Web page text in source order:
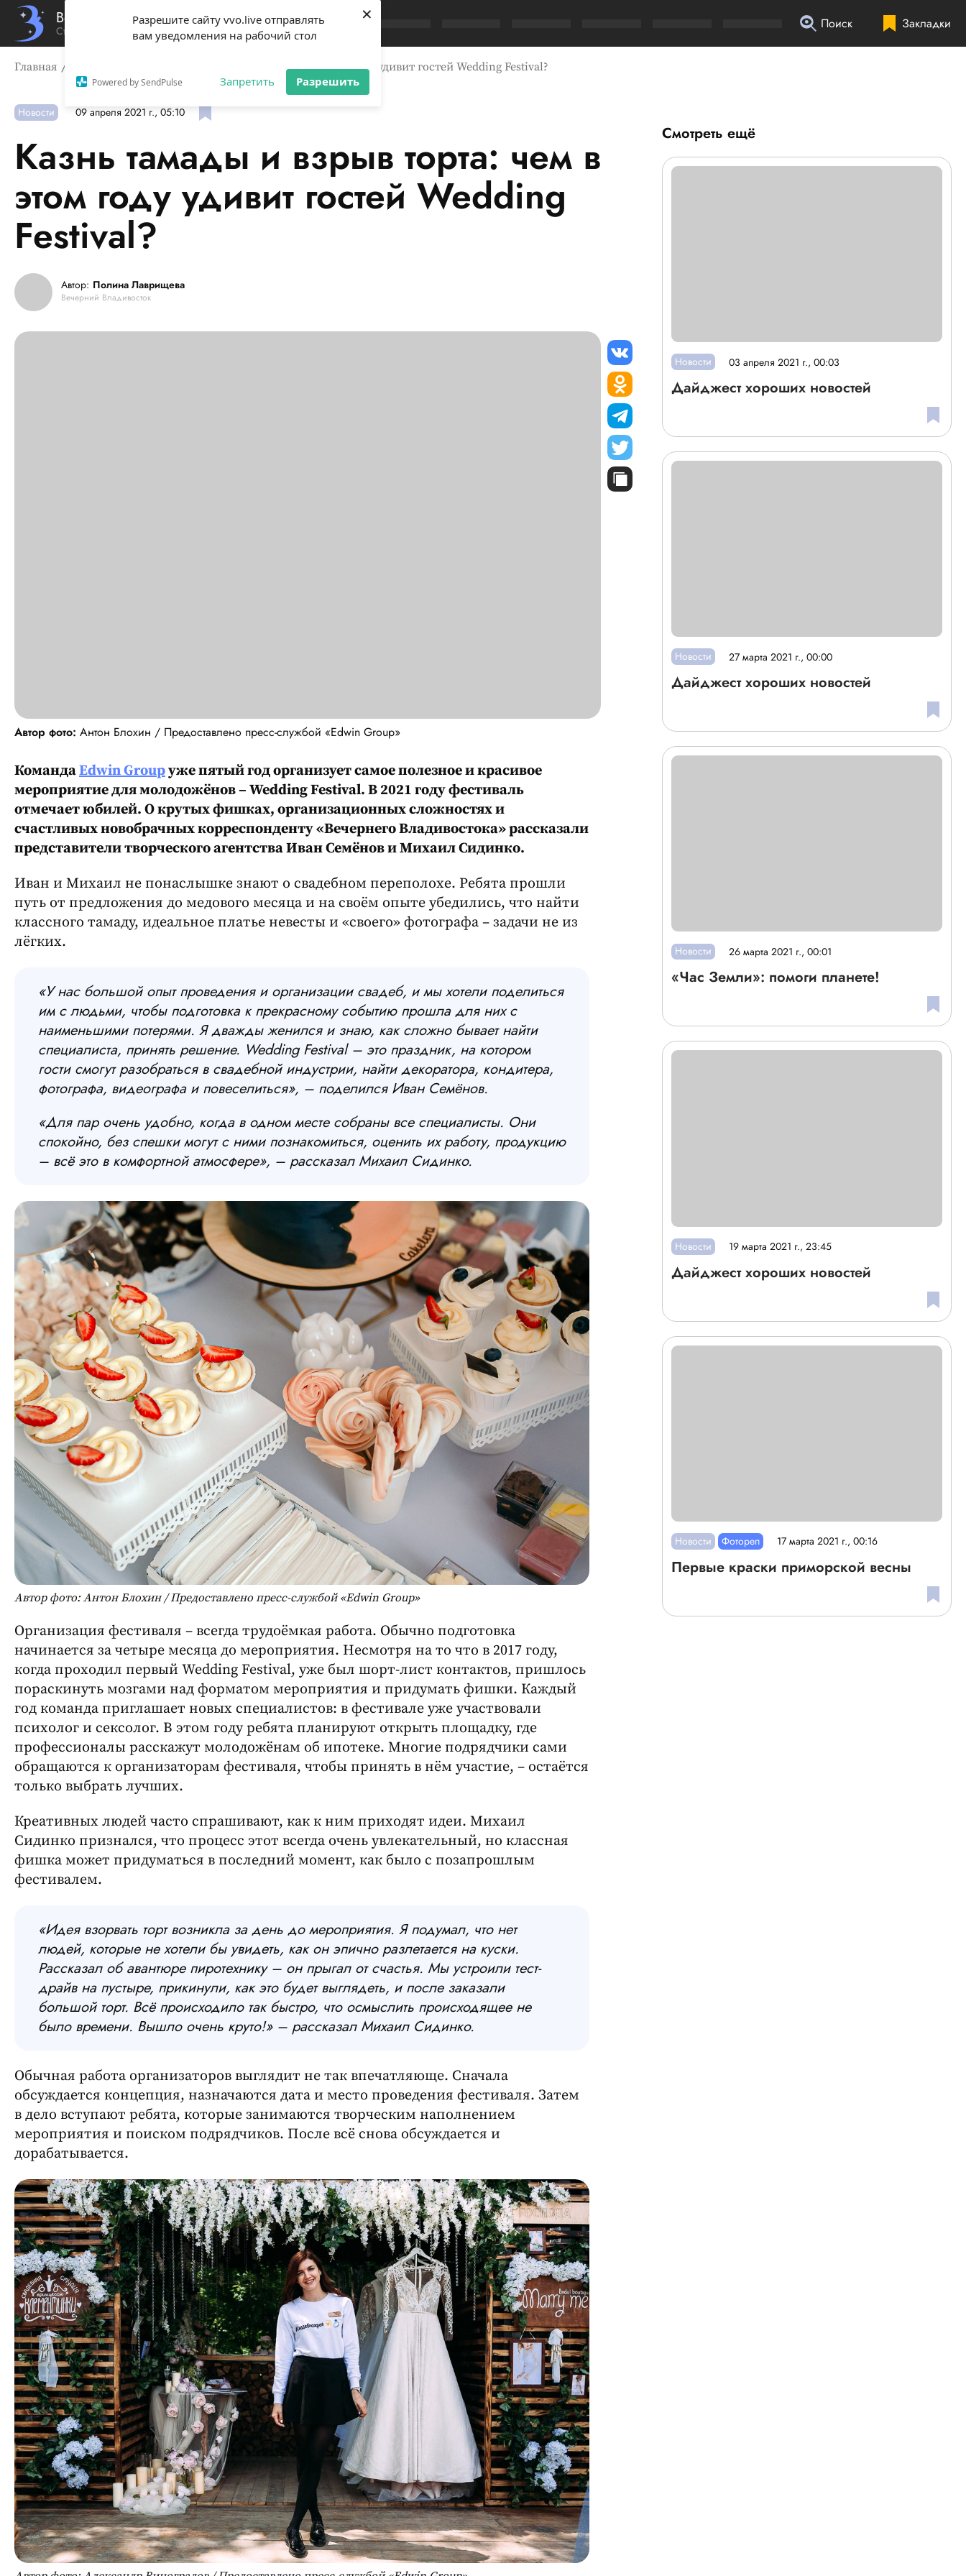
Разрешите сайту vvo.live отправлять
вам уведомления на рабочий стол
Powered by SendPulse Запретить Разрешить
×
Вечерний Владивосток
Стиль жизни твоего города Закладки
Поиск
Главная Казнь тамады и взрыв торта: чем в этом году удивит гостей Wedding Festival?
Новости 09 апреля 2021 г., 05:10
Казнь тамады и взрыв торта: чем в
этом году удивит гостей Wedding
Festival?
Автор: Полина Лаврищева
Вечерний Владивосток
Автор фото: Антон Блохин / Предоставлено пресс-службой «Edwin Group»
КомандаEdwin Groupуже пятый год организует самое полезное и красивое
мероприятие для молодожёнов – Wedding Festival. В 2021 году фестиваль
отмечает юбилей. О крутых фишках, организационных сложностях и
счастливых новобрачных корреспонденту «Вечернего Владивостока» рассказали
представители творческого агентства Иван Семёнов и Михаил Сидинко.
Иван и Михаил не понаслышке знают о свадебном переполохе. Ребята прошли
путь от предложения до медового месяца и на своём опыте убедились, что найти
классного тамаду, идеальное платье невесты и «своего» фотографа – задачи не из
лёгких.
«У нас большой опыт проведения и организации свадеб, и мы хотели поделиться
им с людьми, чтобы подготовка к прекрасному событию прошла для них с
наименьшими потерями. Я дважды женился и знаю, как сложно бывает найти
специалиста, принять решение. Wedding Festival – это праздник, на котором
гости смогут разобраться в свадебной индустрии, найти декоратора, кондитера,
фотографа, видеографа и повеселиться», – поделился Иван Семёнов.
«Для пар очень удобно, когда в одном месте собраны все специалисты. Они
спокойно, без спешки могут с ними познакомиться, оценить их работу, продукцию
– всё это в комфортной атмосфере», – рассказал Михаил Сидинко.
Автор фото: Антон Блохин / Предоставлено пресс-службой «Edwin Group»
Организация фестиваля – всегда трудоёмкая работа. Обычно подготовка
начинается за четыре месяца до мероприятия. Несмотря на то что в 2017 году,
когда проходил первый Wedding Festival, уже был шорт-лист контактов, пришлось
пораскинуть мозгами над форматом мероприятия и придумать фишки. Каждый
год команда приглашает новых специалистов: в фестивале уже участвовали
психолог и сексолог. В этом году ребята планируют открыть площадку, где
профессионалы расскажут молодожёнам об ипотеке. Многие подрядчики сами
обращаются к организаторам фестиваля, чтобы принять в нём участие, – остаётся
только выбрать лучших.
Креативных людей часто спрашивают, как к ним приходят идеи. Михаил
Сидинко признался, что процесс этот всегда очень увлекательный, но классная
фишка может придуматься в последний момент, как было с позапрошлым
фестивалем.
«Идея взорвать торт возникла за день до мероприятия. Я подумал, что нет
людей, которые не хотели бы увидеть, как он эпично разлетается на куски.
Рассказал об авантюре пиротехнику – он прыгал от счастья. Мы устроили тест-
драйв на пустыре, прикинули, как это будет выглядеть, и после заказали
большой торт. Всё происходило так быстро, что осмыслить происходящее не
было времени. Вышло очень круто!» – рассказал Михаил Сидинко.
Обычная работа организаторов выглядит не так впечатляюще. Сначала
обсуждается концепция, назначаются дата и место проведения фестиваля. Затем
в дело вступают ребята, которые занимаются творческим наполнением
мероприятия и поиском подрядчиков. После всё снова обсуждается и
дорабатывается.
Смотреть ещё
Новости 03 апреля 2021 г., 00:03
Дайджест хороших новостей
Новости 27 марта 2021 г., 00:00
Дайджест хороших новостей
Новости 26 марта 2021 г., 00:01
«Час Земли»: помоги планете!
Новости 19 марта 2021 г., 23:45
Дайджест хороших новостей
Новости Фотореп 17 марта 2021 г., 00:16
Первые краски приморской весны